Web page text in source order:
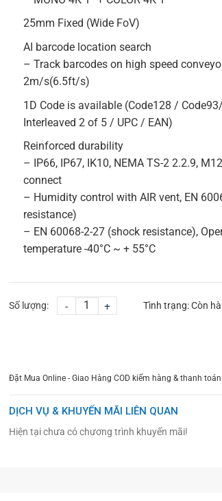
25mm Fixed (Wide FoV)
AI barcode location search
– Track barcodes on high speed
2m/s(6.5ft/s)
1D Code is available (Code128 /
Interleaved 2 of 5 / UPC / EAN)
Reinforced durability
– IP66, IP67, IK10, NEMA TS-2 2.2.9,
connect
– Humidity control with AIR vent, EN
resistance)
– EN 60068-2-27 (shock resistance),
temperature -40°C ~ + 55°C
Số lượng: - + Tình trạng:Còn
Đặt Mua Online - Giao Hàng COD kiểm hàng & thanh
DỊCH VỤ & KHUYẾN MÃI LIÊN QUAN
Hiện tại chưa có chương trình khuyến mãi!